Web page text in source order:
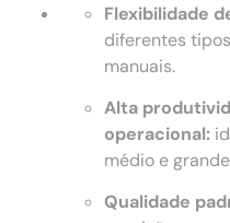
Flexibilidade
diferentes
manuais.
Alta
operacional:
médio e
Qualidade